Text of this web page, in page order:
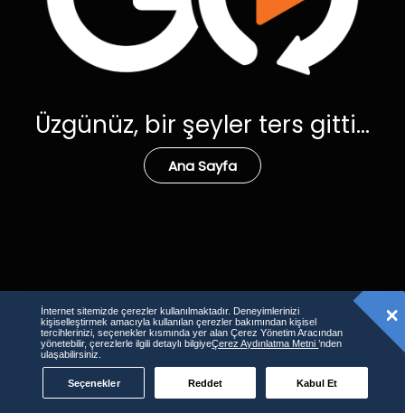
Üzgünüz, bir şeyler ters gitti...
Ana Sayfa
İnternet sitemizde çerezler kullanılmaktadır. Deneyimlerinizi
kişiselleştirmek amacıyla kullanılan çerezler bakımından kişisel
tercihlerinizi, seçenekler kısmında yer alan Çerez Yönetim Aracından
yönetebilir, çerezlerle ilgili detaylı bilgiyeÇerez Aydınlatma Metni’nden
ulaşabilirsiniz.
Seçenekler Reddet Kabul Et